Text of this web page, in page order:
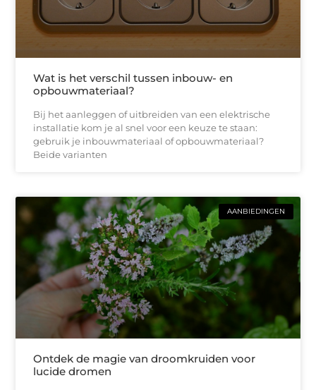
Wat is het verschil tussen inbouw- en
opbouwmateriaal?
Bij het aanleggen of uitbreiden van een elektrische
installatie kom je al snel voor een keuze te staan:
gebruik je inbouwmateriaal of opbouwmateriaal?
Beide varianten
AANBIEDINGEN
Ontdek de magie van droomkruiden voor
lucide dromen